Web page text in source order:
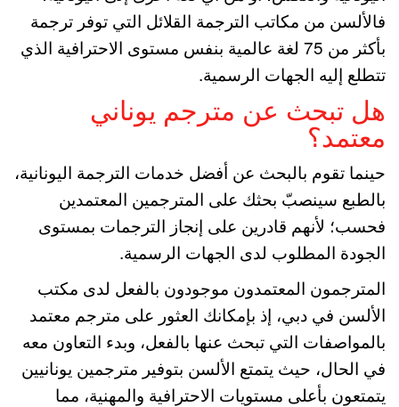
فالألسن من مكاتب الترجمة القلائل التي توفر ترجمة
بأكثر من 75 لغة عالمية بنفس مستوى الاحترافية الذي
تتطلع إليه الجهات الرسمية.
هل تبحث عن مترجم يوناني
معتمد؟
حينما تقوم بالبحث عن أفضل خدمات الترجمة اليونانية،
بالطبع سينصبّ بحثك على المترجمين المعتمدين
فحسب؛ لأنهم قادرين على إنجاز الترجمات بمستوى
الجودة المطلوب لدى الجهات الرسمية.
المترجمون المعتمدون موجودون بالفعل لدى مكتب
الألسن في دبي، إذ بإمكانك العثور على مترجم معتمد
بالمواصفات التي تبحث عنها بالفعل، وبدء التعاون معه
في الحال، حيث يتمتع الألسن بتوفير مترجمين يونانيين
يتمتعون بأعلى مستويات الاحترافية والمهنية، مما